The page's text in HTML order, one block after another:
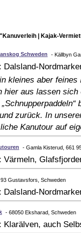
| Kajak-
Schweden - Källbyn
Dalsland-
kleines aber
hier aus lassen
zurück. In
Kanutour auf
- Gamla Kisterud, 661
Värmeln,
Gustavsfors, Schweden
Dalsland-
- 68050 Eksharad, Schweden
Klarälven, auch